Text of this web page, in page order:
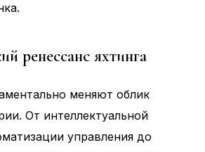
ренессанс яхтинга
меняют облик
От интеллектуальной
управления до